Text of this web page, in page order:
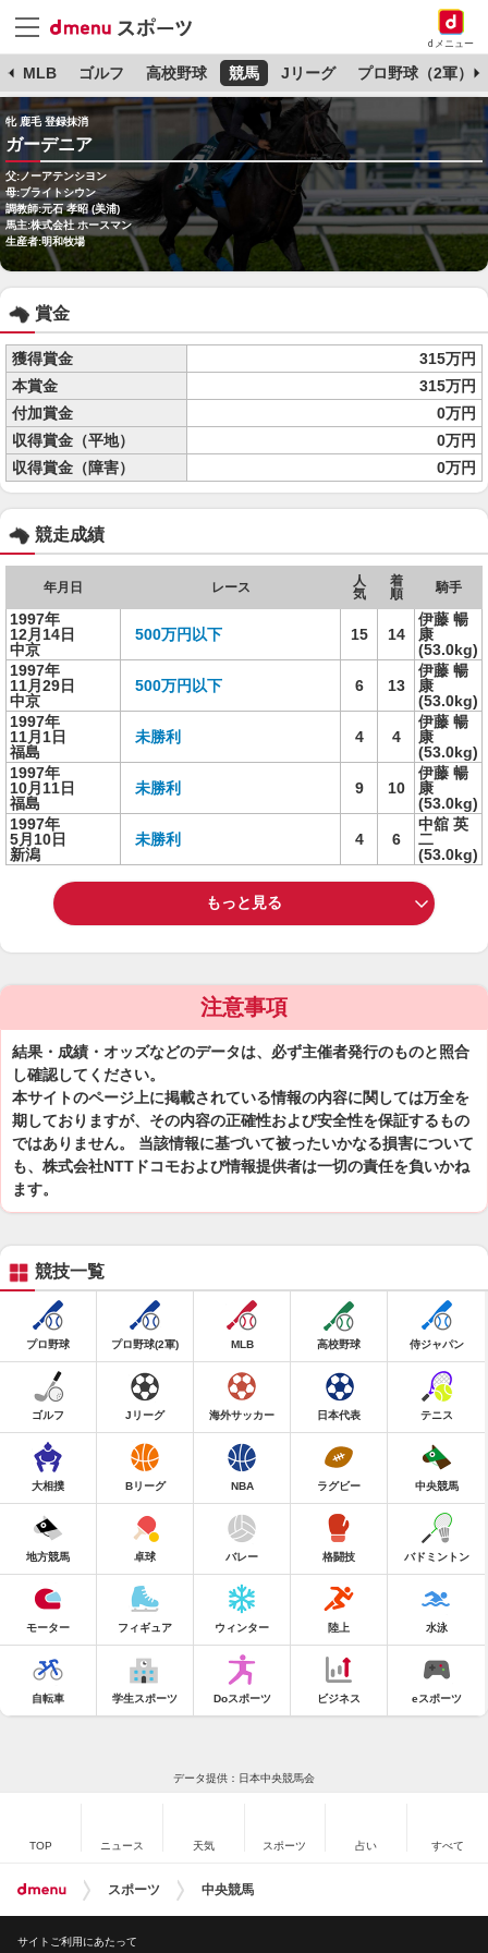
dメニュー
MLB ゴルフ 高校野球 競馬 Jリーグ プロ野球（2軍）
牝 鹿毛 登録抹消
ガーデニア
父:ノーアテンシヨン
母:ブライトシウン
調教師:元石 孝昭 (美浦)
馬主:株式会社 ホースマン
生産者:明和牧場
賞金
獲得賞金
315万円
本賞金
315万円
付加賞金
0万円
収得賞金（平地）
0万円
収得賞金（障害）
0万円
競走成績
年月日 レース
人
気
着
順
騎手
1997年
12月14日
中京
500万円以下 15 14
伊藤 暢
康
(53.0kg)
1997年
11月29日
中京
500万円以下 6 13
伊藤 暢
康
(53.0kg)
1997年
11月1日
福島
未勝利 4 4
伊藤 暢
康
(53.0kg)
1997年
10月11日
福島
未勝利 9 10
伊藤 暢
康
(53.0kg)
1997年
5月10日
新潟
未勝利 4 6
中舘 英
二
(53.0kg)
もっと見る
注意事項
結果・成績・オッズなどのデータは、必ず主催者発行のものと照合
し確認してください。
本サイトのページ上に掲載されている情報の内容に関しては万全を
期しておりますが、その内容の正確性および安全性を保証するもの
ではありません。 当該情報に基づいて被ったいかなる損害について
も、株式会社NTTドコモおよび情報提供者は一切の責任を負いかね
ます。
競技一覧
プロ野球 プロ野球(2軍) MLB 高校野球 侍ジャパン
ゴルフ Jリーグ 海外サッカー 日本代表 テニス
大相撲 Bリーグ NBA ラグビー 中央競馬
地方競馬 卓球 バレー 格闘技 バドミントン
モーター フィギュア ウィンター 陸上 水泳
自転車 学生スポーツ Doスポーツ ビジネス eスポーツ
データ提供：日本中央競馬会
TOP ニュース 天気 スポーツ 占い すべて
スポーツ 中央競馬
サイトご利用にあたって